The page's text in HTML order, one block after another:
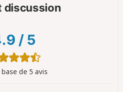
discussion
/ 5
de 5 avis